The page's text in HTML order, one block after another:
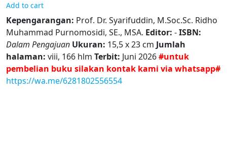
Add to cart
Kepengarangan: Prof. Dr. Syarifuddin, M.Soc.Sc. Ridho
Muhammad Purnomosidi, SE., MSA. Editor: -ISBN:
Dalam Pengajuan Ukuran: 15,5 x 23 cm Jumlah
halaman: viii, 166 hlm Terbit: Juni 2026#untuk
pembelian buku silakan kontak kami via whatsapp#
https://wa.me/6281802556554